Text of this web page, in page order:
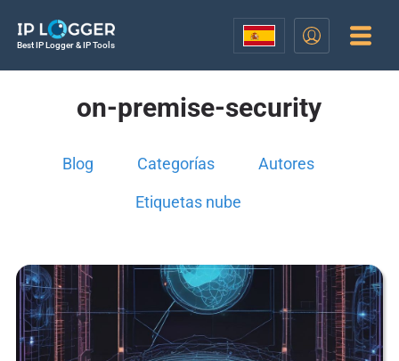
Best IP Logger & IP Tools
on-premise-security
Blog Categorías Autores
Etiquetas nube